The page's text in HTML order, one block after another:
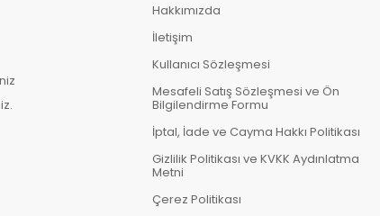
Hakkımızda
İletişim
Kullanıcı Sözleşmesi
Mesafeli Satış Sözleşmesi ve Ön
Bilgilendirme Formu
İptal, İade ve Cayma Hakkı Politikası
Gizlilik Politikası ve KVKK Aydınlatma
Metni
Çerez Politikası